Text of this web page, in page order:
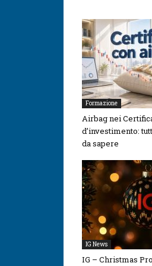
Formazione
Airbag nei
d’investimento:
da sapere
IG News
IG – Christmas